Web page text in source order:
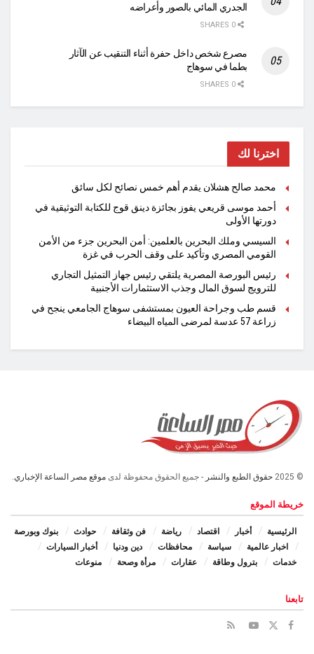
الجدري المائي بالصور وأعراضه
مصرع شخص داخل حفرة أثناء التنقيب عن الآثار
بطما في سوهاج
اخترنا لك
محمد صالح هشلان يقدم أهم خمس نصائح لكل سائق
أحمد موسى قريعي يفوز بجائزة دينق قوج للكتابة التوثيقية في
دورتها الأولى
السيسي وملك البحرين بالعلمين: أمن البحرين جزء من الأمن
القومي المصري وتأكيد على وقف الحرب في غزة
رئيس البورصة المصرية يلتقي رئيس جهاز التمثيل التجاري
للترويج لسوق المال وجذب الاستثمارات الأجنبية
قسم طب وجراحة العيون بمستشفى سوهاج الجامعي ينجح في
زراعة 57 عدسة لمرضى المياه البيضاء
© 2025 حقوق الطبع والنشر - جميع الحقوق محفوظة لدى موقع مصر الساعة الإخباري.
خريطة الموقع
الرئيسية أخبار اقتصاد رياضة فن وثقافة حوادث
بنوك وبورصة
اخبار عالمية
سياسة محافظات دين ودنيا
أخبار السيارات
خدمات
بترول وطاقة عقارات مرأة وصحة منوعات
تابعنا